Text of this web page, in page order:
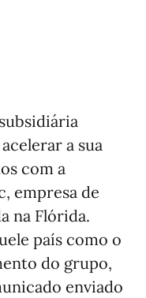
a sua
com a
empresa de
na Flórida.
país como o
do grupo,
enviado